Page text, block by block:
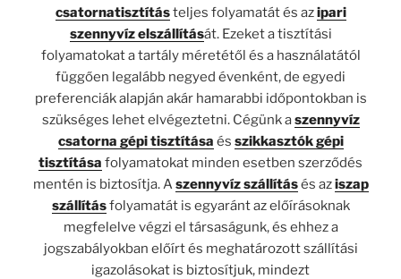
csatornatisztításteljes folyamatát és azipari
szennyvíz elszállítását. Ezeket a tisztítási
folyamatokat a tartály méretétől és a használatától
függően legalább negyed évenként, de egyedi
preferenciák alapján akár hamarabbi időpontokban is
szükséges lehet elvégeztetni. Cégünk aszennyvíz
csatorna gépi tisztítása és szikkasztók gépi
tisztítása folyamatokat minden esetben szerződés
mentén is biztosítja. Aszennyvíz szállításés aziszap
szállításfolyamatát is egyaránt az előírásoknak
megfelelve végzi el társaságunk, és ehhez a
jogszabályokban előírt és meghatározott szállítási
igazolásokat is biztosítjuk, mindezt